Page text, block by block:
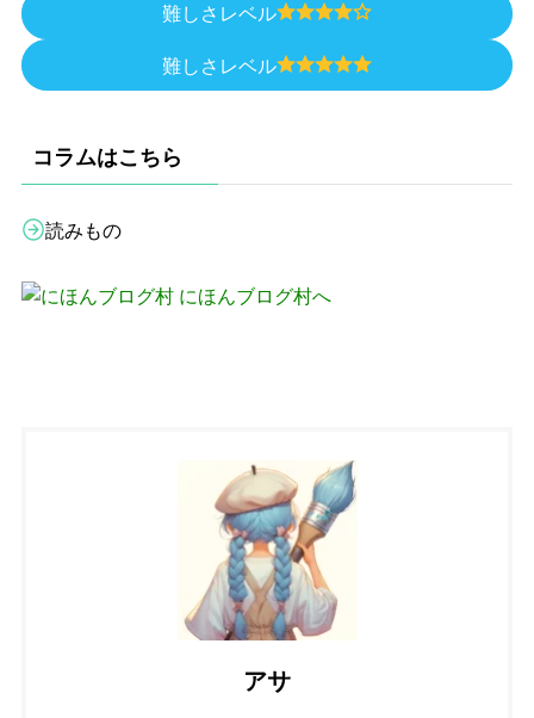
難しさレベル
難しさレベル
コラムはこちら
読みもの
アサ